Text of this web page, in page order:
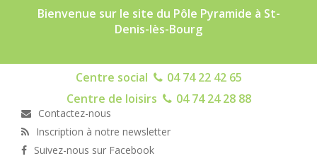
Bienvenue sur le site du Pôle Pyramide à St-
Denis-lès-Bourg
Centre social
04 74 22 42 65
Centre de loisirs
04 74 24 28 88
Contactez-nous
Inscription à notre newsletter
Suivez-nous sur Facebook